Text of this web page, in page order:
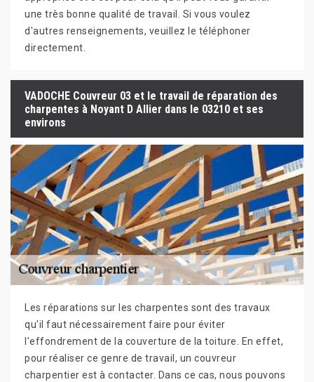
une très bonne qualité de travail. Si vous voulez
d'autres renseignements, veuillez le téléphoner
directement.
VADOCHE Couvreur 03 et le travail de réparation des
charpentes à Noyant D Allier dans le 03210 et ses
environs
Les réparations sur les charpentes sont des travaux
qu'il faut nécessairement faire pour éviter
l'effondrement de la couverture de la toiture. En effet,
pour réaliser ce genre de travail, un couvreur
charpentier est à contacter. Dans ce cas, nous pouvons